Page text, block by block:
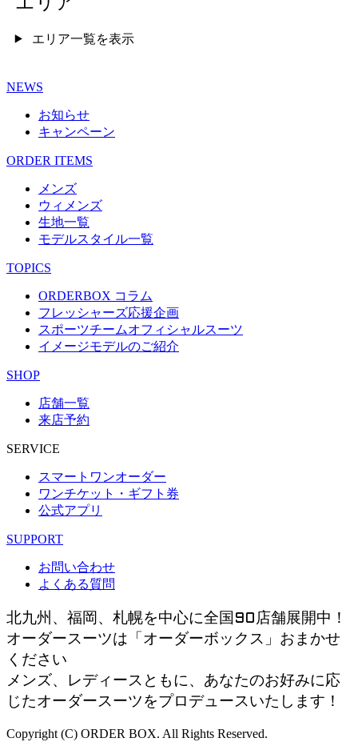
エリア
エリア一覧を表示
NEWS
お知らせ
キャンペーン
ORDER ITEMS
メンズ
ウィメンズ
生地一覧
モデルスタイル一覧
TOPICS
ORDERBOX コラム
フレッシャーズ応援企画
スポーツチームオフィシャルスーツ
イメージモデルのご紹介
SHOP
店舗一覧
来店予約
SERVICE
スマートワンオーダー
ワンチケット・ギフト券
公式アプリ
SUPPORT
お問い合わせ
よくある質問
北九州、福岡、札幌を中心に全国90店舗展開中！
オーダースーツは「オーダーボックス」おまかせ
ください
メンズ、レディースともに、あなたのお好みに応
じたオーダースーツをプロデュースいたします！
Copyright (C) ORDER BOX. All Rights Reserved.